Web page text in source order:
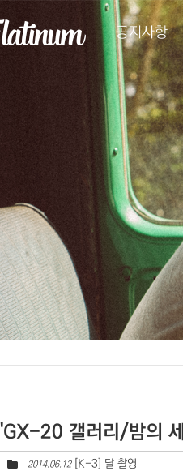
공지사항
'GX-20 갤러리/밤의
2014.06.12 [K-3] 달 촬영